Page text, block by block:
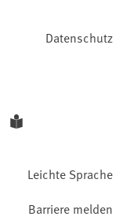
Datenschutz
Leichte Sprache
Barriere melden